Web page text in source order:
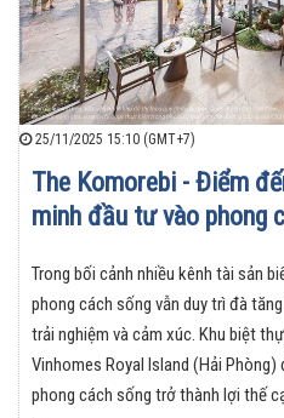
25/11/2025 15:10 (GMT+7)
The Komorebi - Điểm
minh đầu tư vào phong
Trong bối cảnh nhiều kênh tài sản
phong cách sống vẫn duy trì đà
trải nghiệm và cảm xúc. Khu biệt
Vinhomes Royal Island (Hải
phong cách sống trở thành lợi thế